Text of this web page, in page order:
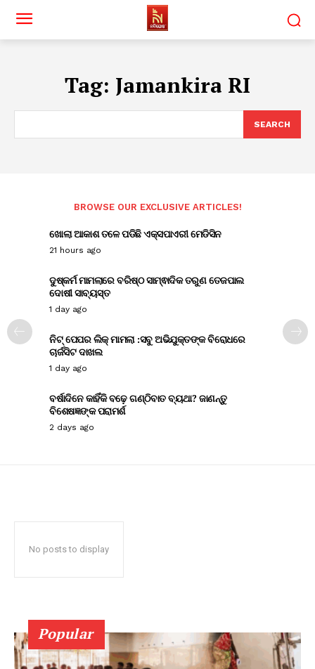
Tag: Jamankira RI
SEARCH
BROWSE OUR EXCLUSIVE ARTICLES!
ଖୋଲା ଆକାଶ ତଳେ ପଡିଛି ଏକ୍ସପାଏରୀ ମେଡିସିନ
21 hours ago
ଦୁଷ୍କର୍ମ ମାମଲାରେ ବରିଷ୍ଠ ସାମ୍ଵାଦିକ ତରୁଣ ତେଜପାଲ
ଦୋଷୀ ସାବ୍ୟସ୍ତ
1 day ago
ନିଟ୍ ପେପର ଲିକ୍ ମାମଲା :ସବୁ ଅଭିଯୁକ୍ତଙ୍କ ବିରୋଧରେ
ଚାର୍ଜସିଟ ଦାଖଲ
1 day ago
ବର୍ଷାଦିନେ କାହିଁକି ବଢ଼େ ଗଣ୍ଠିବାତ ବ୍ୟଥା? ଜାଣନ୍ତୁ
ବିଶେଷଜ୍ଞଙ୍କ ପରାମର୍ଶ
2 days ago
No posts to display
Popular